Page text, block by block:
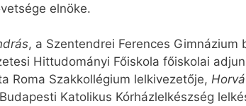
elnöke.
, a Szentendrei Ferences Gimnázium
Hittudományi Főiskola főiskolai
Roma Szakkollégium lelkivezetője,
Katolikus Kórházlelkészség